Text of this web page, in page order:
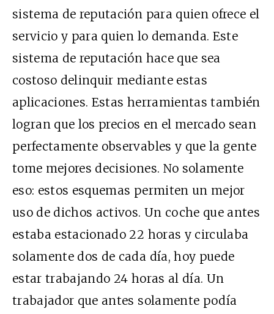
sistema de reputación para quien ofrece el
servicio y para quien lo demanda. Este
sistema de reputación hace que sea
costoso delinquir mediante estas
aplicaciones. Estas herramientas también
logran que los precios en el mercado sean
perfectamente observables y que la gente
tome mejores decisiones. No solamente
eso: estos esquemas permiten un mejor
uso de dichos activos. Un coche que antes
estaba estacionado 22 horas y circulaba
solamente dos de cada día, hoy puede
estar trabajando 24 horas al día. Un
trabajador que antes solamente podía